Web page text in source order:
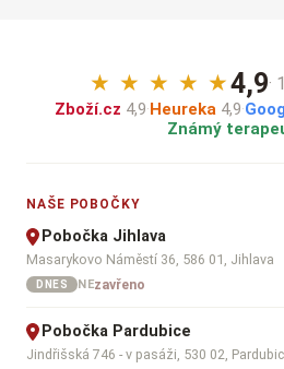
★ ★ ★ ★ ★4,9·
Zboží.cz 4,9·Heureka 4,9·
Známý
NAŠE POBOČKY
Pobočka Jihlava
Masarykovo Náměstí 36, 586 01, Jihlava
DNES NEzavřeno
Pobočka Pardubice
Jindřišská 746 - v pasáži, 530 02,